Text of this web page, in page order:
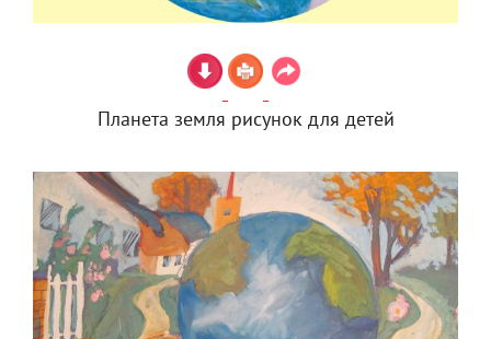
Планета земля рисунок для детей